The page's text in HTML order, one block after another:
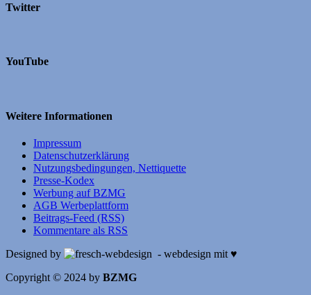
Twitter
YouTube
Weitere Informationen
Impressum
Datenschutzerklärung
Nutzungsbedingungen, Nettiquette
Presse-Kodex
Werbung auf BZMG
AGB Werbeplattform
Beitrags-Feed (RSS)
Kommentare als RSS
Designed by
- webdesign mit ♥
Copyright © 2024 by BZMG